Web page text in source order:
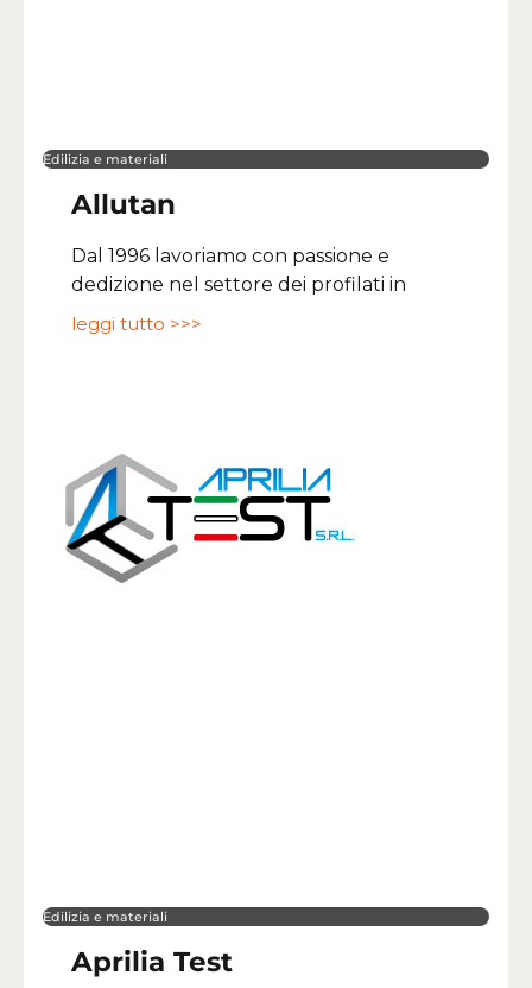
Edilizia e materiali
Allutan
Dal 1996 lavoriamo con passione e
dedizione nel settore dei profilati in
leggi tutto >>>
Edilizia e materiali
Aprilia Test